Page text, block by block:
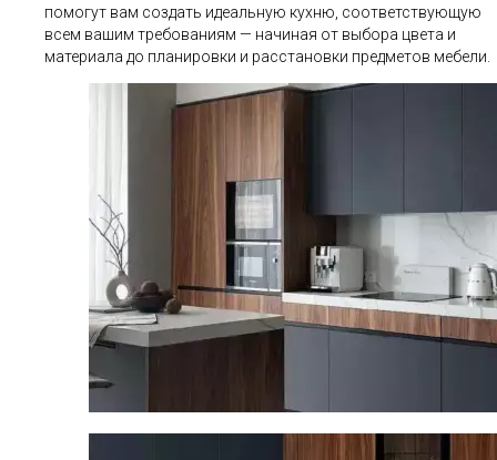
помогут вам создать идеальную кухню, соответствующую
всем вашим требованиям — начиная от выбора цвета и
материала до планировки и расстановки предметов мебели.